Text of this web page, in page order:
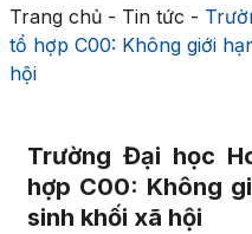
Trang chủ- Tin tức -
tổ hợp C00: Không giới
hội
Trường Đại học
hợp C00: Không
sinh khối xã hội